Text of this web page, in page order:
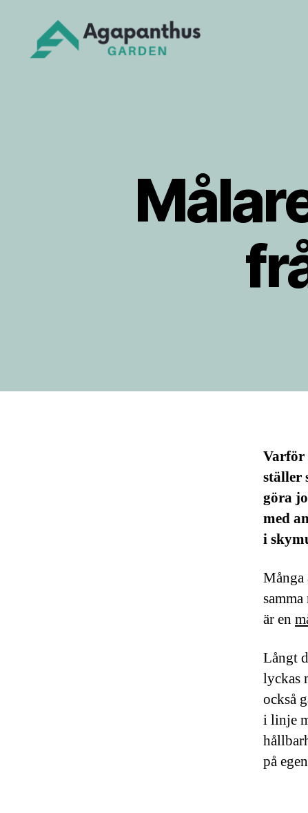
Varför
ställer
göra
med
i
Många
är en
Långt
lyckas
också
i linje
på